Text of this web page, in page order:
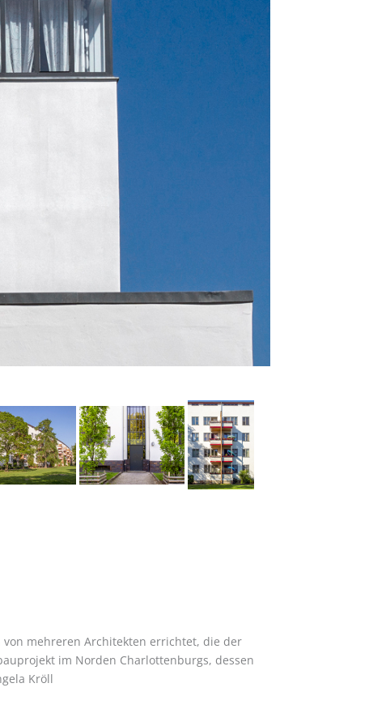
von mehreren Architekten errichtet, die der
im Norden Charlottenburgs, dessen
Kröll